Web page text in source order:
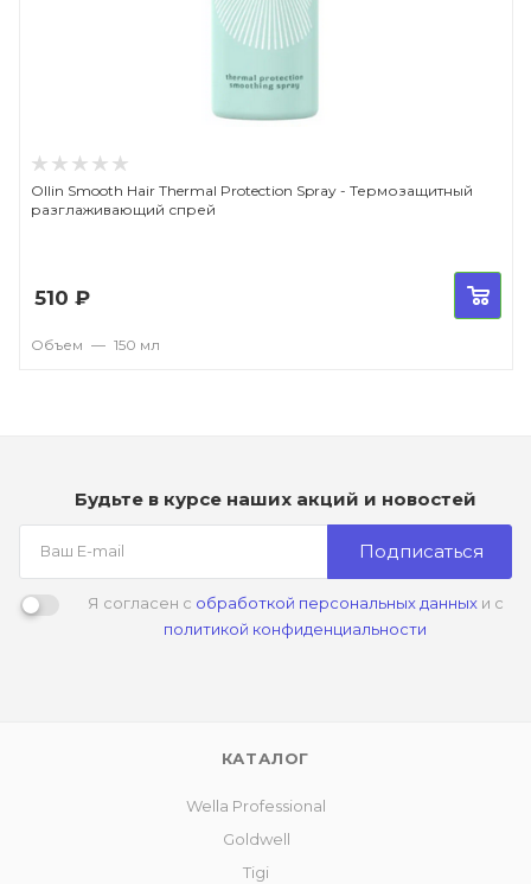
Ollin Smooth Hair Thermal Protection Spray - Термозащитный
разглаживающий спрей
510 ₽
Объем — 150 мл
Будьте в курсе наших акций и новостей
Подписаться
Я согласен с обработкой персональных данныхи с
политикой конфиденциальности
КАТАЛОГ
Wella Professional
Goldwell
Tigi